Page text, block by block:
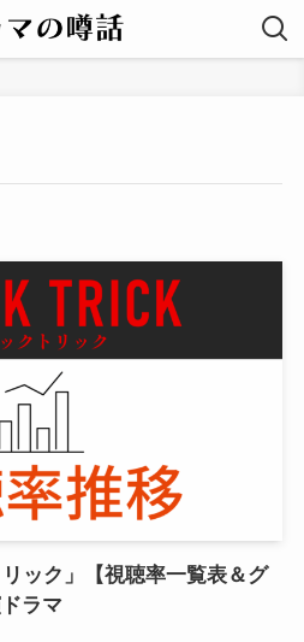
ック」【視聴率一覧表＆グ
ラマ